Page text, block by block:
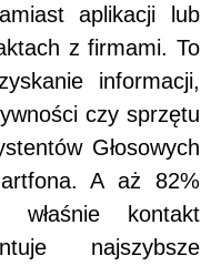
aplikacji lub
z firmami. To
informacji,
czy sprzętu
Głosowych
A aż 82%
właśnie kontakt
najszybsze